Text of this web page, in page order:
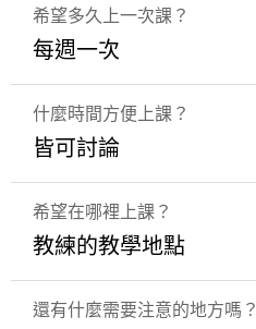
希望多久上一次課？
每週一次
什麼時間方便上課？
皆可討論
希望在哪裡上課？
教練的教學地點
還有什麼需要注意的地方嗎？